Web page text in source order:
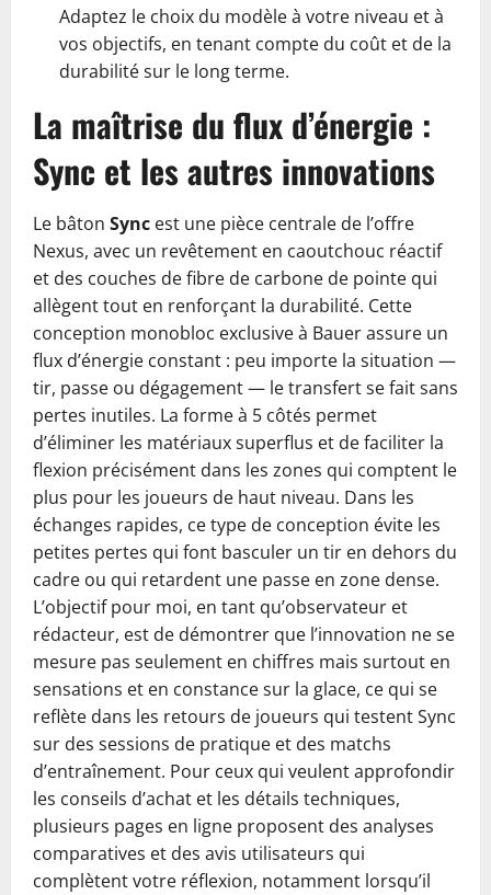
Adaptez le choix du modèle à votre niveau et à
vos objectifs, en tenant compte du coût et de la
durabilité sur le long terme.
La maîtrise du flux d’énergie :
Sync et les autres innovations
Le bâton Sync est une pièce centrale de l’offre
Nexus, avec un revêtement en caoutchouc réactif
et des couches de fibre de carbone de pointe qui
allègent tout en renforçant la durabilité. Cette
conception monobloc exclusive à Bauer assure un
flux d’énergie constant : peu importe la situation —
tir, passe ou dégagement — le transfert se fait sans
pertes inutiles. La forme à 5 côtés permet
d’éliminer les matériaux superflus et de faciliter la
flexion précisément dans les zones qui comptent le
plus pour les joueurs de haut niveau. Dans les
échanges rapides, ce type de conception évite les
petites pertes qui font basculer un tir en dehors du
cadre ou qui retardent une passe en zone dense.
L’objectif pour moi, en tant qu’observateur et
rédacteur, est de démontrer que l’innovation ne se
mesure pas seulement en chiffres mais surtout en
sensations et en constance sur la glace, ce qui se
reflète dans les retours de joueurs qui testent Sync
sur des sessions de pratique et des matchs
d’entraînement. Pour ceux qui veulent approfondir
les conseils d’achat et les détails techniques,
plusieurs pages en ligne proposent des analyses
comparatives et des avis utilisateurs qui
complètent votre réflexion, notamment lorsqu’il